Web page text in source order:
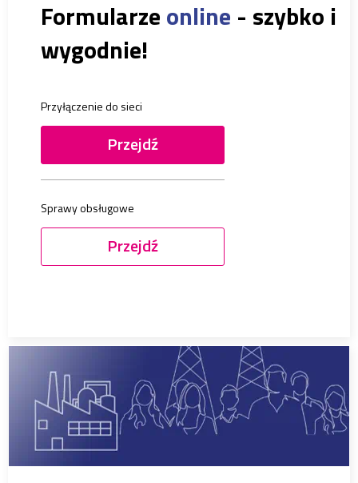
Formularzeonline - szybko i
wygodnie!
Przyłączenie do sieci
Przejdź
Sprawy obsługowe
Przejdź